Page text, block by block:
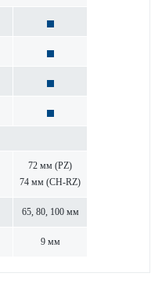
72 мм (PZ)
74 мм (CH-RZ)
65, 80, 100 мм
9 мм